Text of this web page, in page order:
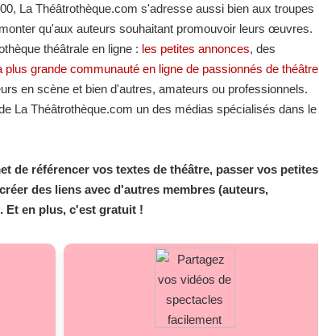
La Théâtrothèque.com s'adresse aussi bien aux troupes
qu'aux auteurs souhaitant promouvoir leurs œuvres.
théâtrale en ligne : les petites annonces, des
plus grande communauté en ligne de passionnés de théâtre
en scène et bien d'autres, amateurs ou professionnels.
La Théâtrothèque.com un des médias spécialisés dans le
de référencer vos textes de théâtre, passer vos petites
des liens avec d'autres membres (auteurs,
Et en plus, c'est gratuit !